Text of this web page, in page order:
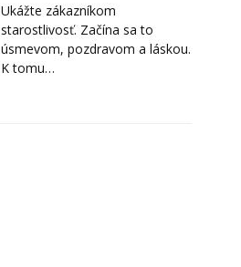
Ukážte zákazníkom
starostlivosť. Začína sa to
úsmevom, pozdravom a láskou.
K tomu…